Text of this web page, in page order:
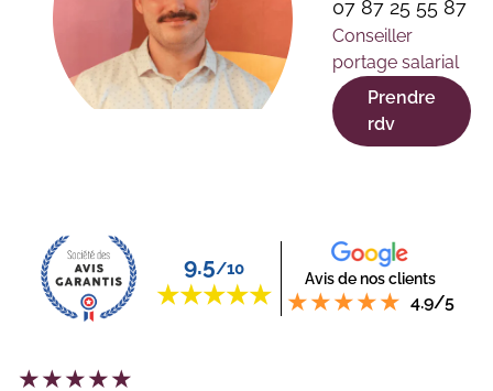
07 87 25 55 87
Conseiller
portage salarial
Prendre
rdv
9.5/10 Avis de nos clients
4.9/5